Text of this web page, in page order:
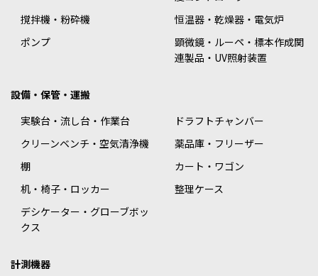
撹拌機・粉砕機
恒温器・乾燥器・電気炉
ポンプ
顕微鏡・ルーペ・標本作成関
連製品・UV照射装置
設備・保管・運搬
実験台・流し台・作業台
ドラフトチャンバー
クリーンベンチ・空気清浄機
薬品庫・フリーザー
棚
カート・ワゴン
机・椅子・ロッカー
整理ケース
デシケーター・グローブボッ
クス
計測機器